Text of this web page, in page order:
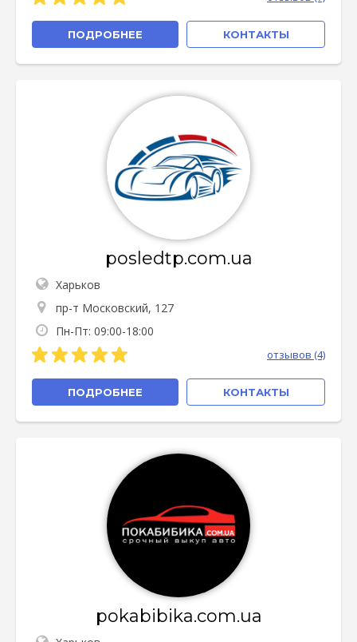
ПОДРОБНЕЕ КОНТАКТЫ
posledtp.com.ua
Харьков
пр-т Московский, 127
Пн-Пт: 09:00-18:00
отзывов (4)
ПОДРОБНЕЕ КОНТАКТЫ
pokabibika.com.ua